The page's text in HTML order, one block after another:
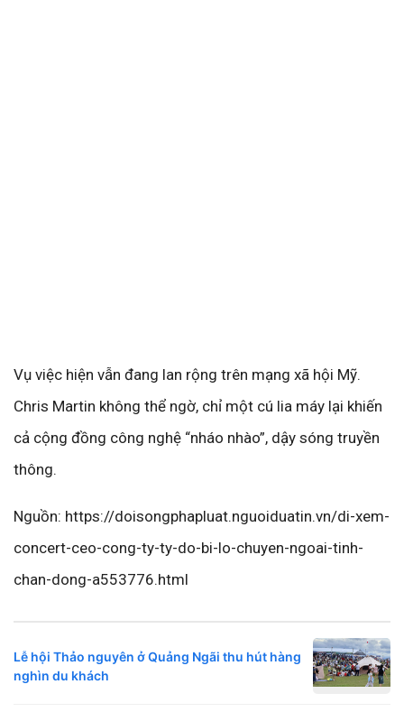
Vụ việc hiện vẫn đang lan rộng trên mạng xã hội Mỹ.
Chris Martin không thể ngờ, chỉ một cú lia máy lại khiến
cả cộng đồng công nghệ “nháo nhào”, dậy sóng truyền
thông.
Nguồn: https://doisongphapluat.nguoiduatin.vn/di-xem-
concert-ceo-cong-ty-ty-do-bi-lo-chuyen-ngoai-tinh-
chan-dong-a553776.html
Lễ hội Thảo nguyên ở Quảng Ngãi thu hút hàng
nghìn du khách